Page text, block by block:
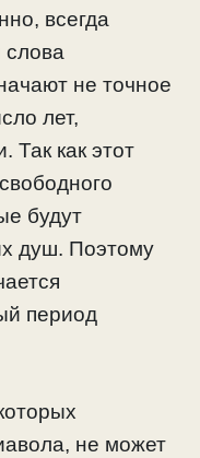
всегда
слова
не точное
лет,
Так как этот
будут
душ. Поэтому
период
не может